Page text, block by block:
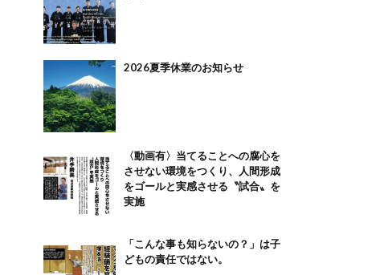
2026夏季休業のお知らせ
〈動画有〉当てることへの腐心を
させない環境をつくり、人間形成
をゴールと実感させる〝試合〟を
実施
「こんな事も知らないの？」は子
どもの責任ではない。